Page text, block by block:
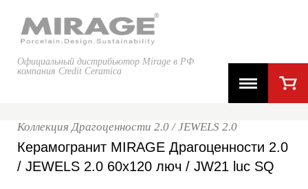
Официальный дистрибьютор Mirage в РФ
компания Credit Ceramica
Коллекция Драгоценности 2.0 / JEWELS 2.0
Керамогранит MIRAGE Драгоценности 2.0
/ JEWELS 2.0 60x120 люч / JW21 luc SQ